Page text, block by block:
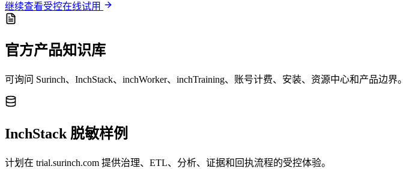
继续查看受控在线试用
官方产品知识库
可询问 Surinch、InchStack、inchWorker、inchTraining、账号计费、安装、资源中心和产品边界。
InchStack 脱敏样例
计划在 trial.surinch.com 提供治理、ETL、分析、证据和回执流程的受控体验。